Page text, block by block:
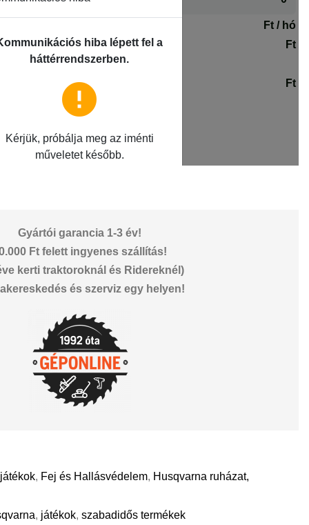
Gyártói garancia 1-3 év!
Ft felett ingyenes szállítás!
kerti traktoroknál és Ridereknél)
és szerviz egy helyen!
, Fej és Hallásvédelem, Husqvarna ruházat,
, játékok,szabadidős termékek